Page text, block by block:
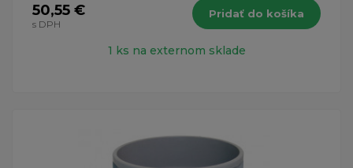
50,55 €
s DPH
Pridať do košíka
1 ks na externom sklade